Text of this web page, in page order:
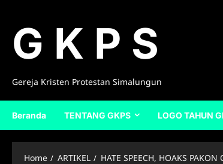
contentG K P S
Gereja Kristen Protestan Simalungun
Beranda TENTANG GKPS LOGO TAHUN
Home ARTIKEL HATE SPEECH, HOAKS